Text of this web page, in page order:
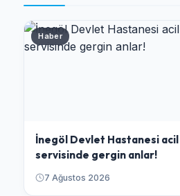
Haber
İnegöl Devlet Hastanesi acil
servisinde gergin anlar!
7 Ağustos 2026